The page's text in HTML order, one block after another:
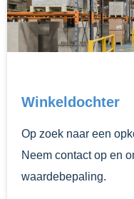
Winkeldochter
Op zoek naar een
Neem contact op en
waardebepaling.